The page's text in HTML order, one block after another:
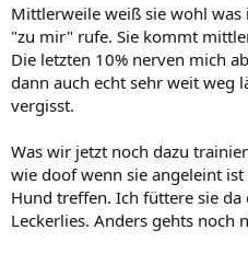
Mittlerweile weiß sie wohl
"zu mir" rufe. Sie kommt
Die letzten 10% nerven mich
dann auch echt sehr weit weg
vergisst.
Was wir jetzt noch dazu
wie doof wenn sie angeleint
Hund treffen. Ich füttere sie
Leckerlies. Anders gehts noch